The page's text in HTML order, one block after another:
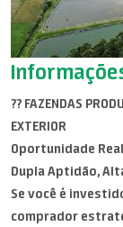
?? FAZENDAS
EXTERIOR
Oportunidade
Dupla Aptidão,
Se você é
comprador